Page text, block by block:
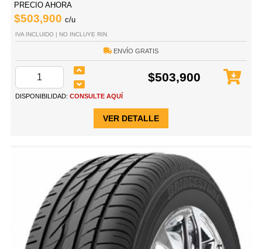
PRECIO AHORA
$503,900 c/u
IVA INCLUIDO | NO INCLUYE RIN
ENVÍO GRATIS
$503,900
DISPONIBILIDAD: CONSULTE AQUÍ
VER DETALLE